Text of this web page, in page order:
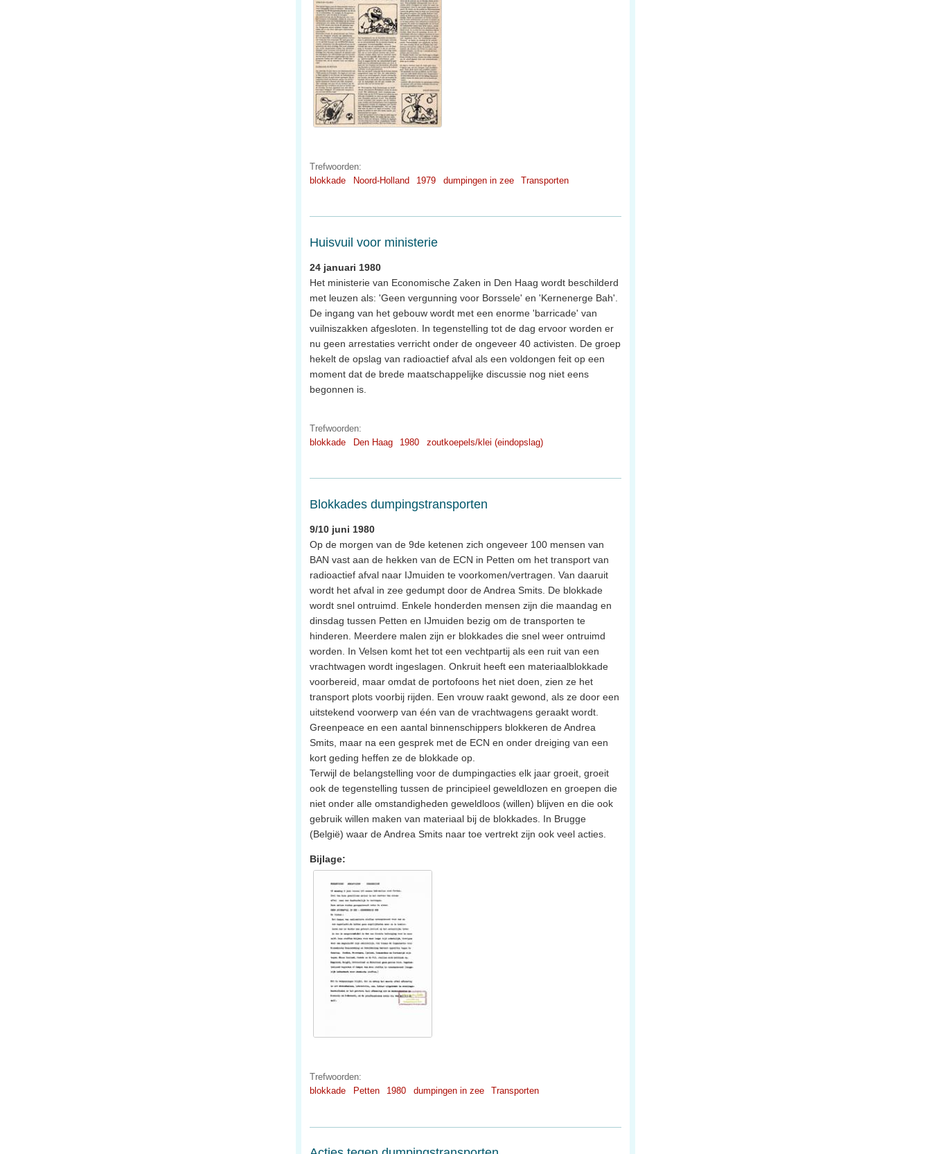
Trefwoorden:
blokkade
Noord-Holland 1979 dumpingen in zee Transporten
Huisvuil voor ministerie
24 januari 1980
Het ministerie van Economische Zaken in Den Haag wordt beschilderd
met leuzen als: 'Geen vergunning voor Borssele' en 'Kernenerge Bah'.
De ingang van het gebouw wordt met een enorme 'barricade' van
vuilniszakken afgesloten. In tegenstelling tot de dag ervoor worden er
nu geen arrestaties verricht onder de ongeveer 40 activisten. De groep
hekelt de opslag van radioactief afval als een voldongen feit op een
moment dat de brede maatschappelijke discussie nog niet eens
begonnen is.
Trefwoorden:
blokkade
Den Haag 1980 zoutkoepels/klei (eindopslag)
Blokkades dumpingstransporten
9/10 juni 1980
Op de morgen van de 9de ketenen zich ongeveer 100 mensen van
BAN vast aan de hekken van de ECN in Petten om het transport van
radioactief afval naar IJmuiden te voorkomen/vertragen. Van daaruit
wordt het afval in zee gedumpt door de Andrea Smits. De blokkade
wordt snel ontruimd. Enkele honderden mensen zijn die maandag en
dinsdag tussen Petten en IJmuiden bezig om de transporten te
hinderen. Meerdere malen zijn er blokkades die snel weer ontruimd
worden. In Velsen komt het tot een vechtpartij als een ruit van een
vrachtwagen wordt ingeslagen. Onkruit heeft een materiaalblokkade
voorbereid, maar omdat de portofoons het niet doen, zien ze het
transport plots voorbij rijden. Een vrouw raakt gewond, als ze door een
uitstekend voorwerp van één van de vrachtwagens geraakt wordt.
Greenpeace en een aantal binnenschippers blokkeren de Andrea
Smits, maar na een gesprek met de ECN en onder dreiging van een
kort geding heffen ze de blokkade op.
Terwijl de belangstelling voor de dumpingacties elk jaar groeit, groeit
ook de tegenstelling tussen de principieel geweldlozen en groepen die
niet onder alle omstandigheden geweldloos (willen) blijven en die ook
gebruik willen maken van materiaal bij de blokkades. In Brugge
(België) waar de Andrea Smits naar toe vertrekt zijn ook veel acties.
Bijlage:
Trefwoorden:
blokkade
Petten 1980 dumpingen in zee Transporten